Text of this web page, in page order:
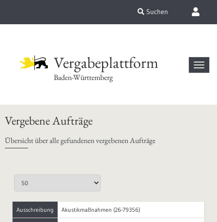
Suchen
Vergabeplattform
Baden-Württemberg
Vergebene Aufträge
Übersicht über alle gefundenen vergebenen Aufträge
Ausschreibung Akustikmaßnahmen (26-79356)